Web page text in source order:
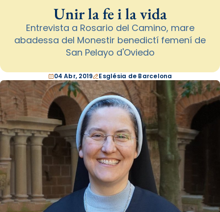
Unir la fe i la vida
Entrevista a Rosario del Camino, mare
abadessa del Monestir benedictí femení de
San Pelayo d'Oviedo
04 Abr, 2019 Església de Barcelona